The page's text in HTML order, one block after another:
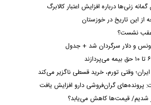
زنی‌ها درباره افزایش اعتبار کالابرگ
عقب نشست؟
و دلار سرگردان شد + جدول
وقتی تورم، خرید قسطی ناگزیر می‌کند
پرونده‌های گران‌فروشی دارو افزایش یافت
شدیم/ قیمت‌ها کاهش می‌یابد؟